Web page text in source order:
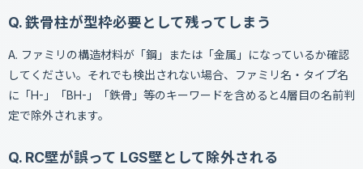
Q. 鉄骨柱が型枠必要として残ってしまう
A. ファミリの構造材料が「鋼」または「金属」になっているか確認
してください。それでも検出されない場合、ファミリ名・タイプ名
に「H-」「BH-」「鉄骨」等のキーワードを含めると4層目の名前判
定で除外されます。
Q. RC壁が誤って LGS壁として除外される